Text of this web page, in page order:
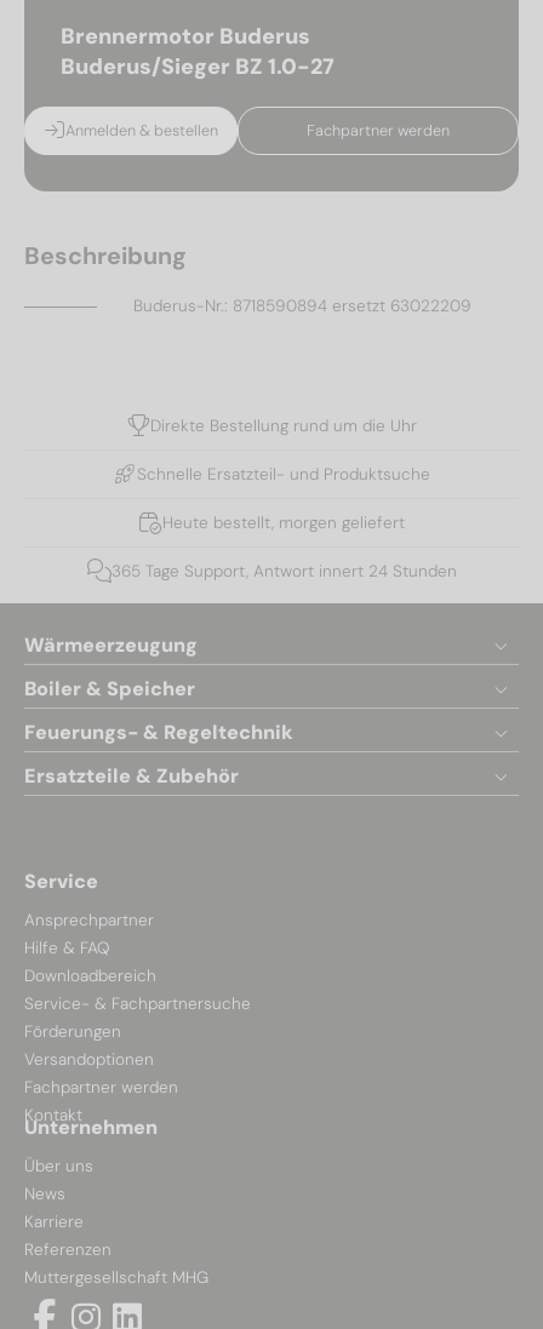
Brennermotor Buderus
Buderus/Sieger BZ 1.0-27
Anmelden & bestellen Fachpartner werden
Beschreibung
Buderus-Nr.: 8718590894 ersetzt 63022209
Direkte Bestellung rund um die Uhr
Schnelle Ersatzteil- und Produktsuche
Heute bestellt, morgen geliefert
365 Tage Support, Antwort innert 24 Stunden
Wärmeerzeugung
Boiler & Speicher
Feuerungs- & Regeltechnik
Ersatzteile & Zubehör
Service
Ansprechpartner
Hilfe & FAQ
Downloadbereich
Service- & Fachpartnersuche
Förderungen
Versandoptionen
Fachpartner werden
Kontakt
Unternehmen
Über uns
News
Karriere
Referenzen
Muttergesellschaft MHG